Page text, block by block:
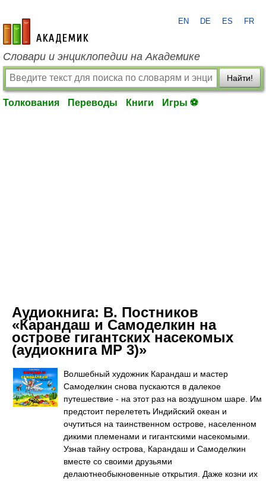
academic.ru
EN DE ES FR
Словари и энциклопедии на Академике
Найти!
Толкования Переводы Книги Игры ⚽
Аудиокнига: В. Постников
«Карандаш и Самоделкин на
острове гигантских насекомых
(аудиокнига МР 3)»
Волшебный художник Карандаш и мастер
Самоделкин снова пускаются в далекое
путешествие - на этот раз на воздушном шаре. Им
предстоит перелететь Индийский океан и
очутиться на таинственном острове, населенном
дикими племенами и гигантскими насекомыми.
Узнав тайну острова, Карандаш и Самоделкин
вместе со своими друзьями
делаютнеобыкновенные открытия. Даже козни их